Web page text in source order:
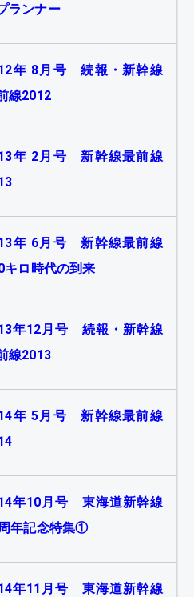
ランナー
年 8月号 続報・新幹線
線2012
年 2月号 新幹線最前線
年 6月号 新幹線最前線
キロ時代の到来
年12月号 続報・新幹線
線2013
年 5月号 新幹線最前線
年10月号 東海道新幹線
年記念特集①
年11月号 東海道新幹線